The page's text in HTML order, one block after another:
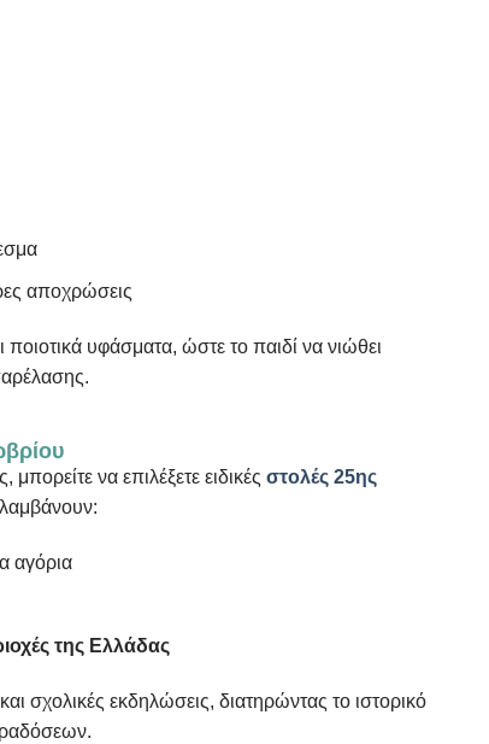
αποχρώσεις
ποιοτικά υφάσματα, ώστε το παιδί να νιώθει
να επιλέξετε ειδικές στολές 25ης
αγόρια
της Ελλάδας
και σχολικές εκδηλώσεις, διατηρώντας το ιστορικό